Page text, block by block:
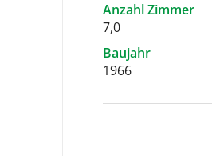
Anzahl Zimmer
7,0
Baujahr
1966